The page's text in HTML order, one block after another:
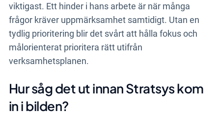
viktigast. Ett hinder i hans arbete är när många
frågor kräver uppmärksamhet samtidigt. Utan en
tydlig prioritering blir det svårt att hålla fokus och
målorienterat prioritera rätt utifrån
verksamhetsplanen.
Hur såg det ut innan Stratsys kom
in i bilden?